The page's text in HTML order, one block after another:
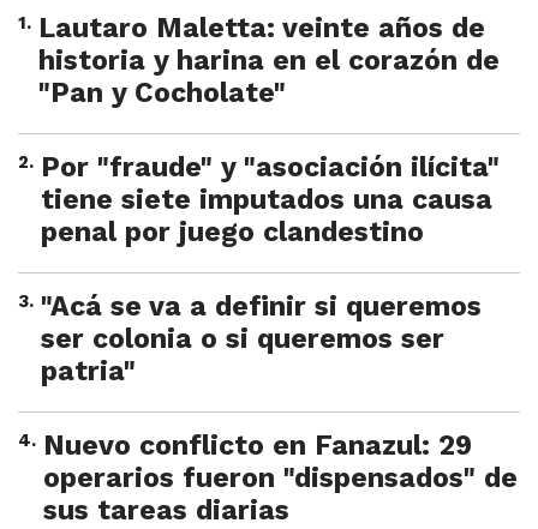
1. Lautaro Maletta: veinte años de
historia y harina en el corazón de
"Pan y Cocholate"
2. Por "fraude" y "asociación ilícita"
tiene siete imputados una causa
penal por juego clandestino
3. "Acá se va a definir si queremos
ser colonia o si queremos ser
patria"
4. Nuevo conflicto en Fanazul: 29
operarios fueron "dispensados" de
sus tareas diarias